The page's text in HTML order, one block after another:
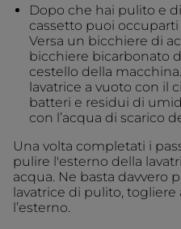
Dopo che hai pulito e
cassetto puoi occuparti
Versa un bicchiere di
bicchiere bicarbonato
cestello della
lavatrice a vuoto con il
batteri e residui di
con l’acqua di scarico
Una volta completati i
pulire l'esterno della
acqua. Ne basta davvero
lavatrice di pulito, togliere
l’esterno.